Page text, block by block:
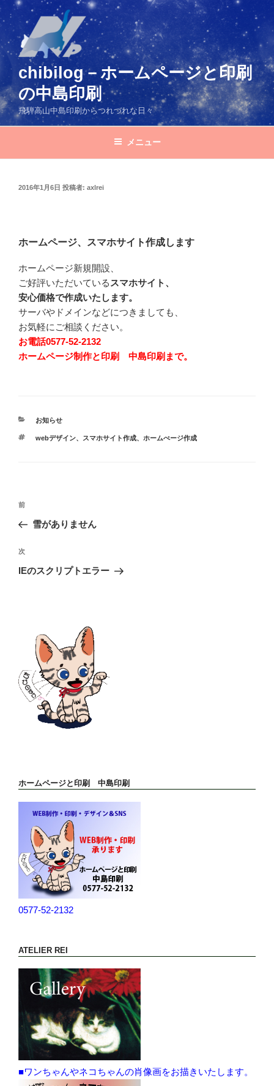
コ
ン
ン
ス
キ
ッ
chibilog－ホームページと印刷
の中島印刷
飛騨高山中島印刷からつれづれな日々
メニュー
投
2016年1月6日 投稿者: axlrei
ホームページ、スマホサイト作成します
ホームページ新規開設、
ご好評いただいている スマホサイト、
安心価格で作成いたします。
サーバやドメインなどにつきましても、
お気軽にご相談ください。
お電話0577-52-2132
ホームページ制作と印刷 中島印刷まで。
カ
ゴ
お知らせ
タ
webデザイン、 スマホサイト作成、 ホームぺージ作成
稿
ナ
ゲ
ー
前
の
稿
前
雪がありません
次
の
次
IEのスクリプトエラー
ホームページと印刷 中島印刷
0577-52-2132
ATELIER REI
■ワンちゃんやネコちゃんの肖像画をお描きいたします。